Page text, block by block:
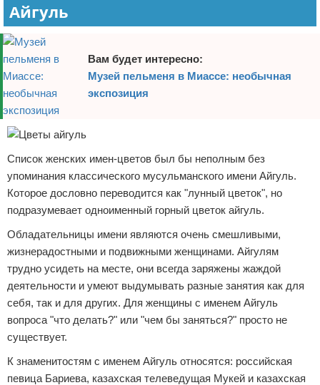
Айгуль
Вам будет интересно:
Музей пельменя в Миассе: необычная
экспозиция
Список женских имен-цветов был бы неполным без
упоминания классического мусульманского имени Айгуль.
Которое дословно переводится как "лунный цветок", но
подразумевает одноименный горный цветок айгуль.
Обладательницы имени являются очень смешливыми,
жизнерадостными и подвижными женщинами. Айгулям
трудно усидеть на месте, они всегда заряжены жаждой
деятельности и умеют выдумывать разные занятия как для
себя, так и для других. Для женщины с именем Айгуль
вопроса "что делать?" или "чем бы заняться?" просто не
существует.
К знаменитостям с именем Айгуль относятся: российская
певица Бариева, казахская телеведущая Мукей и казахская